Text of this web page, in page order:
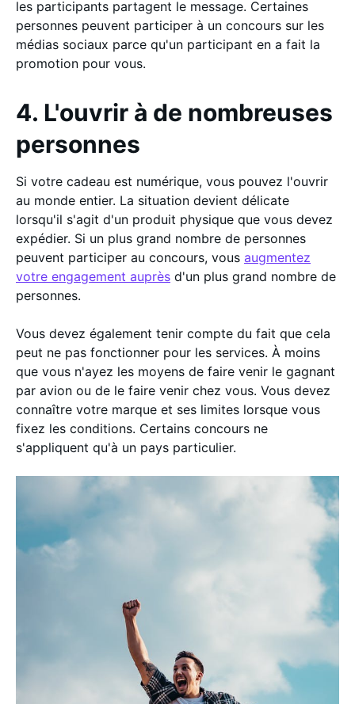
les participants partagent le message. Certaines
personnes peuvent participer à un concours sur les
médias sociaux parce qu'un participant en a fait la
promotion pour vous.
4. L'ouvrir à de nombreuses
personnes
Si votre cadeau est numérique, vous pouvez l'ouvrir
au monde entier. La situation devient délicate
lorsqu'il s'agit d'un produit physique que vous devez
expédier. Si un plus grand nombre de personnes
peuvent participer au concours, vous augmentez
votre engagement auprès d'un plus grand nombre de
personnes.
Vous devez également tenir compte du fait que cela
peut ne pas fonctionner pour les services. À moins
que vous n'ayez les moyens de faire venir le gagnant
par avion ou de le faire venir chez vous. Vous devez
connaître votre marque et ses limites lorsque vous
fixez les conditions. Certains concours ne
s'appliquent qu'à un pays particulier.